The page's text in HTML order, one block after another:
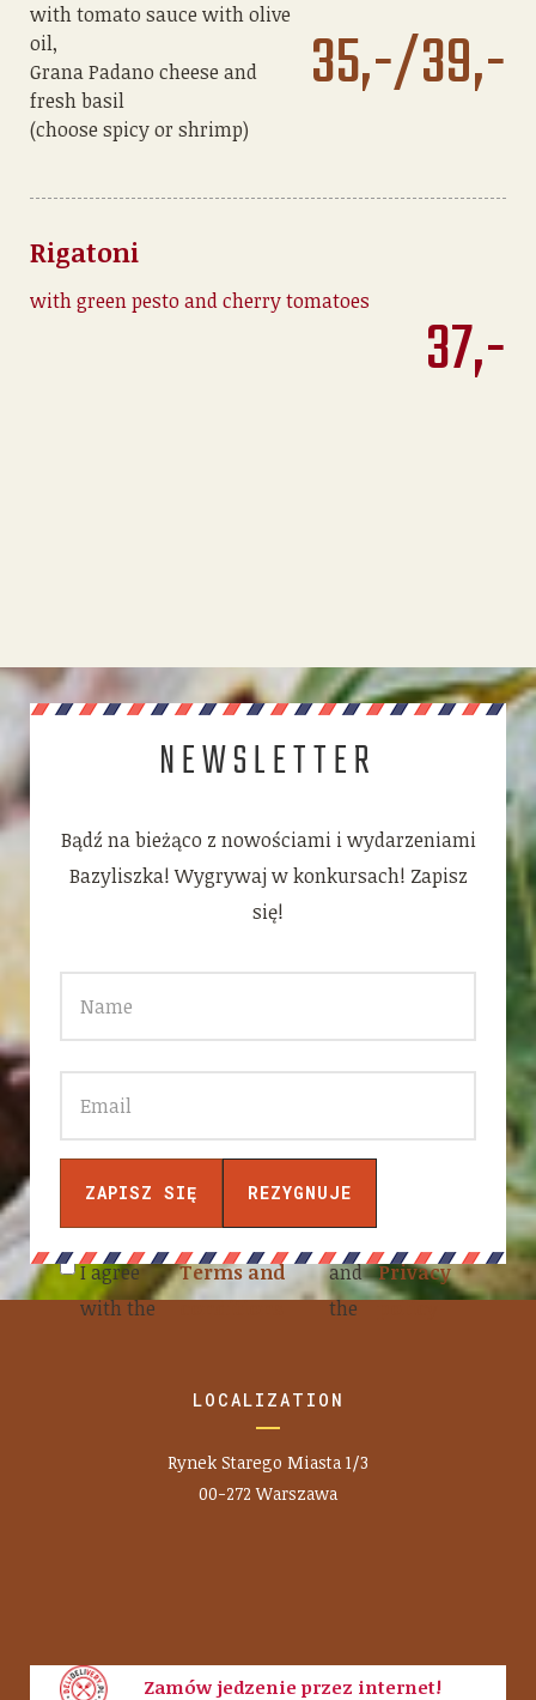
35,-/39,-
with tomato sauce with olive
oil,
Grana Padano cheese and
fresh basil
(choose spicy or shrimp)
Rigatoni
37,-
with green pesto and cherry tomatoes
NEWSLETTER
Bądź na bieżąco z nowościami i wydarzeniami
Bazyliszka! Wygrywaj w konkursach! Zapisz
się!
I agree
with the
Terms and
conditions
and
the
Privacy
policy
LOCALIZATION
Rynek Starego Miasta 1/3
00-272 Warszawa
Zamów jedzenie przez internet!